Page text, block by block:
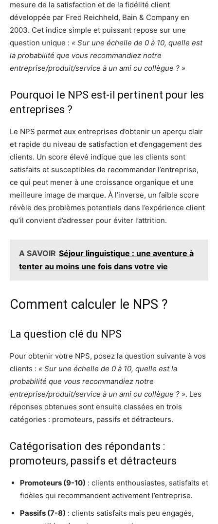
mesure de la satisfaction et de la fidélité client
développée par Fred Reichheld, Bain & Company en
2003. Cet indice simple et puissant repose sur une
question unique : « Sur une échelle de 0 à 10, quelle est
la probabilité que vous recommandiez notre
entreprise/produit/service à un ami ou collègue ? »
Pourquoi le NPS est-il pertinent pour les
entreprises ?
Le NPS permet aux entreprises d’obtenir un aperçu clair
et rapide du niveau de satisfaction et d’engagement des
clients. Un score élevé indique que les clients sont
satisfaits et susceptibles de recommander l’entreprise,
ce qui peut mener à une croissance organique et une
meilleure image de marque. À l’inverse, un faible score
révèle des problèmes potentiels dans l’expérience client
qu’il convient d’adresser pour éviter l’attrition.
A SAVOIR Séjour linguistique : une aventure à
tenter au moins une fois dans votre vie
Comment calculer le NPS ?
La question clé du NPS
Pour obtenir votre NPS, posez la question suivante à vos
clients : « Sur une échelle de 0 à 10, quelle est la
probabilité que vous recommandiez notre
entreprise/produit/service à un ami ou collègue ? ». Les
réponses obtenues sont ensuite classées en trois
catégories : promoteurs, passifs et détracteurs.
Catégorisation des répondants :
promoteurs, passifs et détracteurs
Promoteurs (9-10) : clients enthousiastes, satisfaits et
fidèles qui recommandent activement l’entreprise.
Passifs (7-8) : clients satisfaits mais peu engagés,